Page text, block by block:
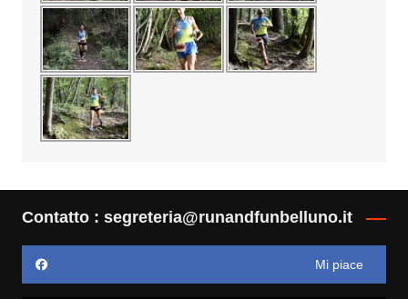
Contatto : segreteria@runandfunbelluno.it
Mi piace